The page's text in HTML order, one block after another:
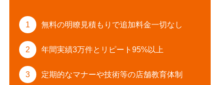
1 無料の明瞭見積もりで追加料金一切なし
2 年間実績3万件と リピート95%以上
3 定期的なマナーや技術等の店舗教育体制